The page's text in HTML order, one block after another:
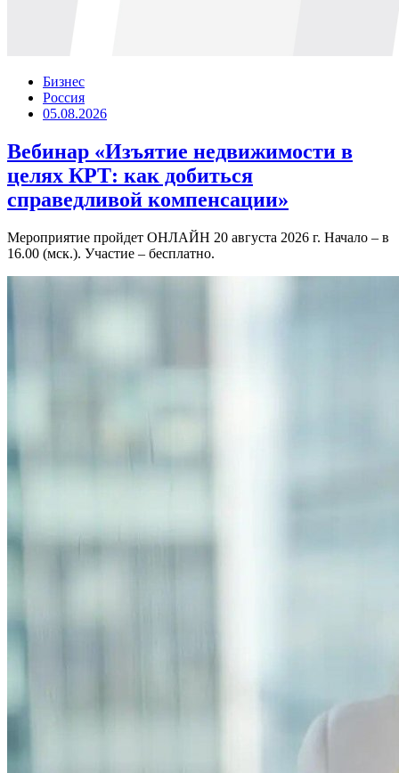
Бизнес
Россия
05.08.2026
Вебинар «Изъятие недвижимости в
целях КРТ: как добиться
справедливой компенсации»
Мероприятие пройдет ОНЛАЙН 20 августа 2026 г. Начало – в
16.00 (мск.). Участие – бесплатно.